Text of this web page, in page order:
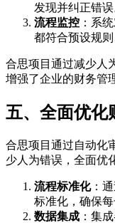
发现并纠正错误
流程监控 ：系
都符合预设规
合思项目通过减少人
增强了企业的财务管
五、全面优化
合思项目通过自动化
少人为错误，全面优
流程标准化：
标准化，确保
数据集成 ：集